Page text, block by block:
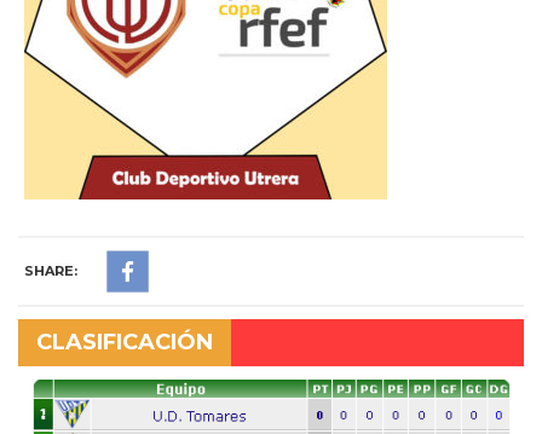
SHARE:
CLASIFICACIÓN